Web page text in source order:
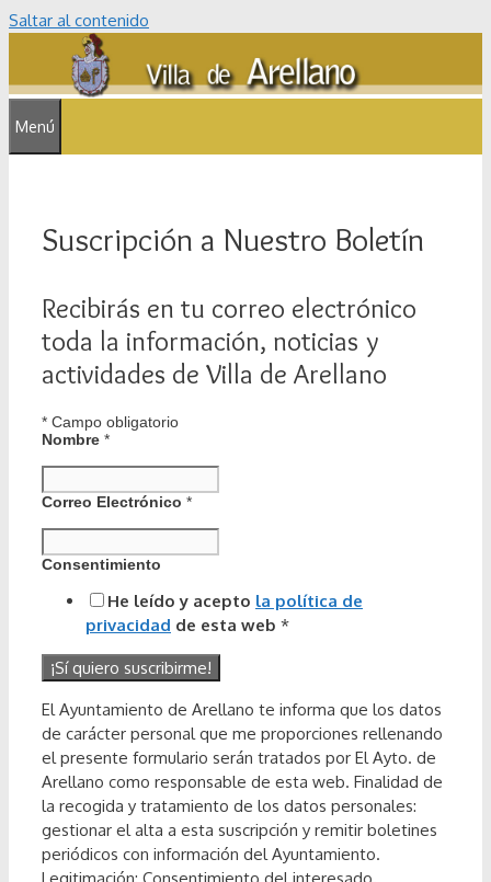
Saltar al contenido
Menú
Suscripción a Nuestro Boletín
Recibirás en tu correo electrónico
toda la información, noticias y
actividades de Villa de Arellano
* Campo obligatorio
Nombre *
Correo Electrónico *
Consentimiento
He leído y acepto la política de
privacidad de esta web *
El Ayuntamiento de Arellano te informa que los datos
de carácter personal que me proporciones rellenando
el presente formulario serán tratados por El Ayto. de
Arellano como responsable de esta web. Finalidad de
la recogida y tratamiento de los datos personales:
gestionar el alta a esta suscripción y remitir boletines
periódicos con información del Ayuntamiento.
Legitimación: Consentimiento del interesado.